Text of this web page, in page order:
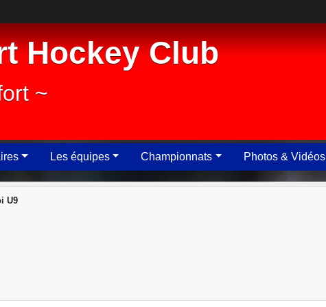
Hockey Club
~
Les équipes Championnats Photos & Vidéos
U9